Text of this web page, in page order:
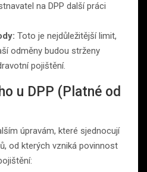
na DPP další práci
Toto je nejdůležitější limit,
odměny budou strženy
pojištění.
u DPP (Platné od
úpravám, které sjednocují
od kterých vzniká povinnost